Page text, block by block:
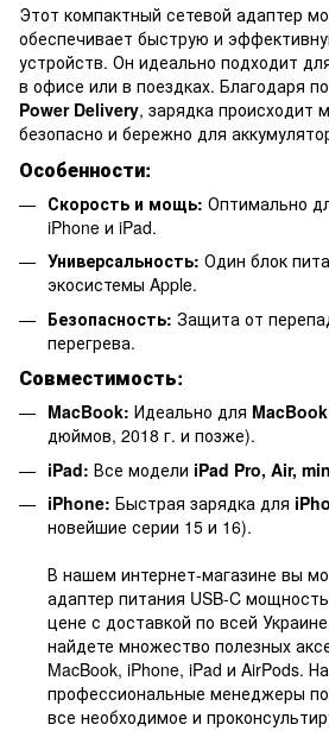
Этот компактный сетевой адаптер
обеспечивает быструю и
устройств. Он идеально подходит
в офисе или в поездках. Благодаря
Power Delivery, зарядка происходит
безопасно и бережно для
Особенности:
Скорость и мощь: Оптимально
iPhone и iPad.
Универсальность: Один блок
экосистемы Apple.
Безопасность: Защита от
перегрева.
Совместимость:
MacBook: Идеально для
дюймов, 2018 г. и позже).
iPad: Все модели iPad Pro, Air,
iPhone: Быстрая зарядка для
новейшие серии 15 и 16).
В нашем интернет-магазине вы
адаптер питания USB-C
цене с доставкой по всей
найдете множество полезных
MacBook, iPhone, iPad и AirPods.
профессиональные менеджеры
все необходимое и